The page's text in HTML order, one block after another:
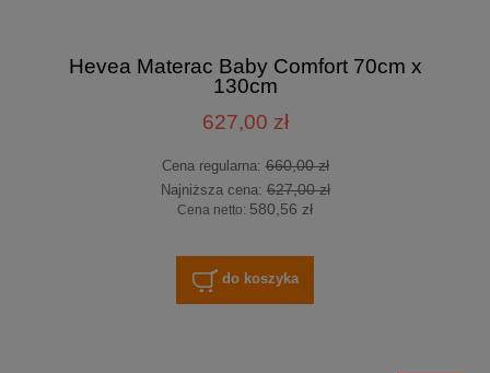
Hevea Materac Baby Comfort 70cm x
130cm
627,00 zł
Cena regularna:660,00 zł
Najniższa cena:627,00 zł
Cena netto: 580,56 zł
do koszyka